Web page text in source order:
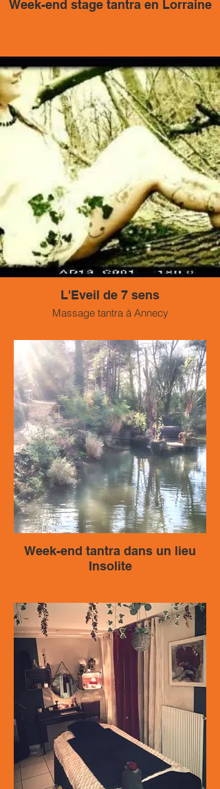
Week-end stage tantra en Lorraine
L'Eveil de 7 sens
Massage tantra à Annecy
Week-end tantra dans un lieu
Insolite